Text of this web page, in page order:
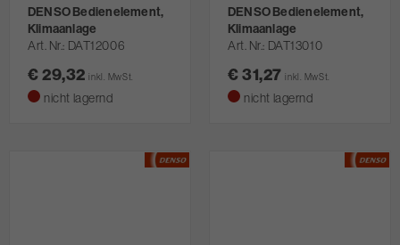
DENSO Bedienelement,
Klimaanlage
Art. Nr. DAT12006
€ 29,32inkl. MwSt.
nicht lagernd
DENSO Bedienelement,
Klimaanlage
Art. Nr. DAT13010
€ 31,27inkl. MwSt.
nicht lagernd